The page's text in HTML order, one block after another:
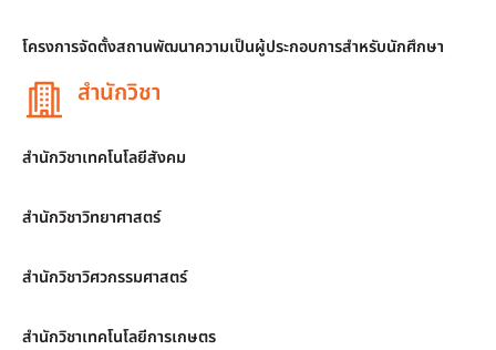
โครงการจัดตั้งสถานพัฒนาความเป็นผู้ประกอบการสำหรับนักศึกษา
สำนักวิชา
สำนักวิชาเทคโนโลยีสังคม
สำนักวิชาวิทยาศาสตร์
สำนักวิชาวิศวกรรมศาสตร์
สำนักวิชาเทคโนโลยีการเกษตร